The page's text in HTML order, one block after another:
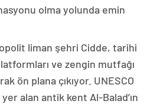
olma yolunda emin
liman şehri Cidde, tarihi
ve zengin mutfağı
ön plana çıkıyor. UNESCO
alan antik kent Al-Balad’ın